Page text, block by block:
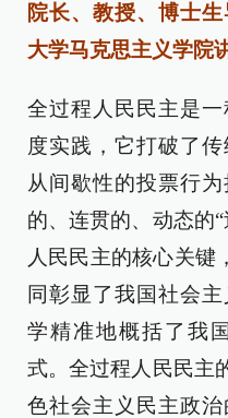
院长、教授、博士
大学马克思主义学院
全过程人民民主是
度实践，它打破了
从间歇性的投票行
的、连贯的、动态的
人民民主的核心关键
同彰显了我国社会
学精准地概括了我
式。全过程人民民主
色社会主义民主政